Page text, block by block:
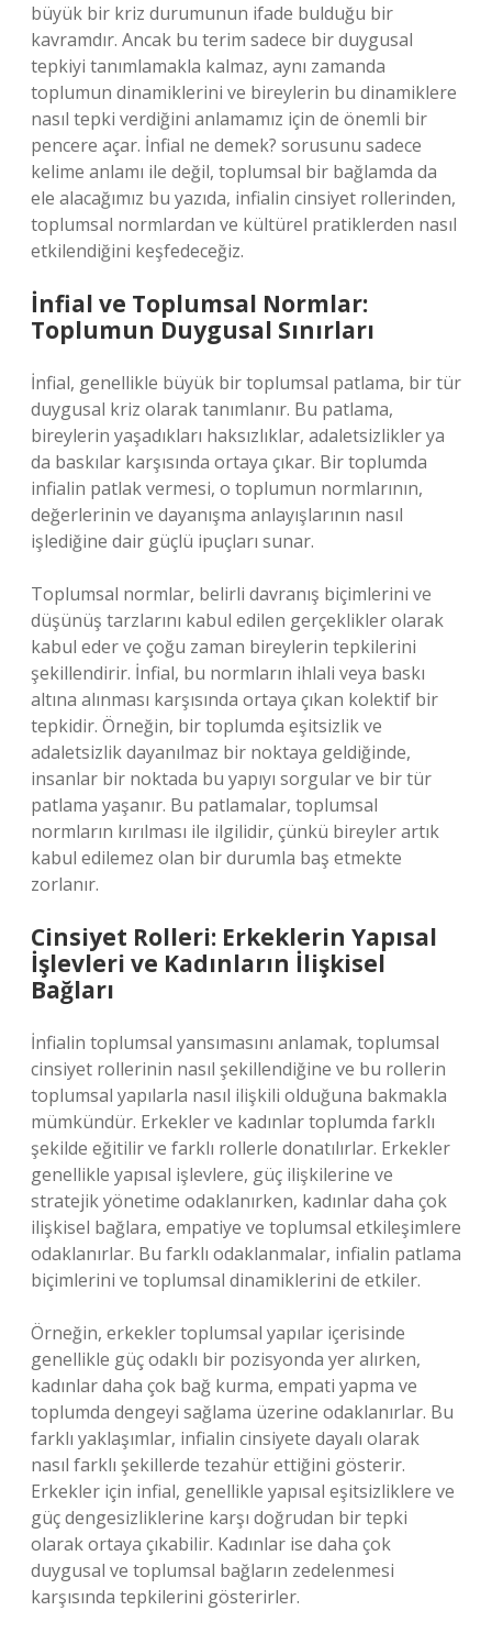
büyük bir kriz durumunun ifade bulduğu bir
kavramdır. Ancak bu terim sadece bir duygusal
tepkiyi tanımlamakla kalmaz, aynı zamanda
toplumun dinamiklerini ve bireylerin bu dinamiklere
nasıl tepki verdiğini anlamamız için de önemli bir
pencere açar. İnfial ne demek? sorusunu sadece
kelime anlamı ile değil, toplumsal bir bağlamda da
ele alacağımız bu yazıda, infialin cinsiyet rollerinden,
toplumsal normlardan ve kültürel pratiklerden nasıl
etkilendiğini keşfedeceğiz.
İnfial ve Toplumsal Normlar:
Toplumun Duygusal Sınırları
İnfial, genellikle büyük bir toplumsal patlama, bir tür
duygusal kriz olarak tanımlanır. Bu patlama,
bireylerin yaşadıkları haksızlıklar, adaletsizlikler ya
da baskılar karşısında ortaya çıkar. Bir toplumda
infialin patlak vermesi, o toplumun normlarının,
değerlerinin ve dayanışma anlayışlarının nasıl
işlediğine dair güçlü ipuçları sunar.
Toplumsal normlar, belirli davranış biçimlerini ve
düşünüş tarzlarını kabul edilen gerçeklikler olarak
kabul eder ve çoğu zaman bireylerin tepkilerini
şekillendirir. İnfial, bu normların ihlali veya baskı
altına alınması karşısında ortaya çıkan kolektif bir
tepkidir. Örneğin, bir toplumda eşitsizlik ve
adaletsizlik dayanılmaz bir noktaya geldiğinde,
insanlar bir noktada bu yapıyı sorgular ve bir tür
patlama yaşanır. Bu patlamalar, toplumsal
normların kırılması ile ilgilidir, çünkü bireyler artık
kabul edilemez olan bir durumla baş etmekte
zorlanır.
Cinsiyet Rolleri: Erkeklerin Yapısal
İşlevleri ve Kadınların İlişkisel
Bağları
İnfialin toplumsal yansımasını anlamak, toplumsal
cinsiyet rollerinin nasıl şekillendiğine ve bu rollerin
toplumsal yapılarla nasıl ilişkili olduğuna bakmakla
mümkündür. Erkekler ve kadınlar toplumda farklı
şekilde eğitilir ve farklı rollerle donatılırlar. Erkekler
genellikle yapısal işlevlere, güç ilişkilerine ve
stratejik yönetime odaklanırken, kadınlar daha çok
ilişkisel bağlara, empatiye ve toplumsal etkileşimlere
odaklanırlar. Bu farklı odaklanmalar, infialin patlama
biçimlerini ve toplumsal dinamiklerini de etkiler.
Örneğin, erkekler toplumsal yapılar içerisinde
genellikle güç odaklı bir pozisyonda yer alırken,
kadınlar daha çok bağ kurma, empati yapma ve
toplumda dengeyi sağlama üzerine odaklanırlar. Bu
farklı yaklaşımlar, infialin cinsiyete dayalı olarak
nasıl farklı şekillerde tezahür ettiğini gösterir.
Erkekler için infial, genellikle yapısal eşitsizliklere ve
güç dengesizliklerine karşı doğrudan bir tepki
olarak ortaya çıkabilir. Kadınlar ise daha çok
duygusal ve toplumsal bağların zedelenmesi
karşısında tepkilerini gösterirler.